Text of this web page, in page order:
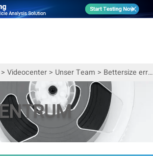
> Videocenter> Unser Team > Bettersize erreicht 500 Youtube-Abonnenten